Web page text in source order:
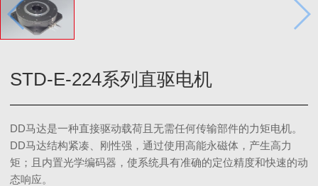
STD-E-224系列直驱电机
DD马达是一种直接驱动载荷且无需任何传输部件的力矩电机。
DD马达结构紧凑、刚性强，通过使用高能永磁体，产生高力
矩；且内置光学编码器，使系统具有准确的定位精度和快速的动
态响应。